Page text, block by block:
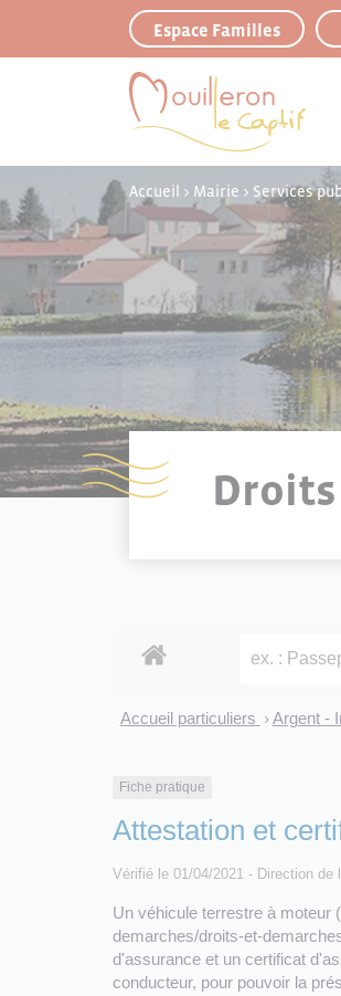
Espace Familles
Accueil > Mairie > Services
Accueil particuliers > Argent -
Fiche pratique
Attestation et
Vérifié le 01/04/2021 - Direction
Un véhicule terrestre à moteur
demarches/droits-et-
d'assurance et un certificat
conducteur, pour pouvoir la
Panneau de gestion des cookies